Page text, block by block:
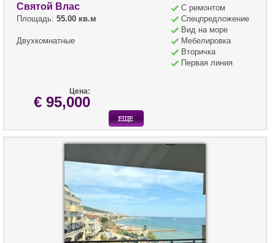
Святой Влас
Площадь: 55.00 кв.м
Двухкомнатные
С ремонтом
Спецпредложение
Вид на море
Мебелировка
Вторичка
Первая линия
Цена:
€ 95,000